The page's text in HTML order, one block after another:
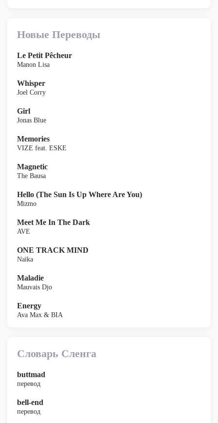
Новые Переводы
Le Petit Pêcheur
Manon Lisa
Whisper
Joel Corry
Girl
Jonas Blue
Memories
VIZE feat. ESKE
Magnetic
The Bausa
Hello (The Sun Is Up Where Are You)
Mizmo
Meet Me In The Dark
AVE
ONE TRACK MIND
Naïka
Maladie
Mauvais Djo
Energy
Ava Max & BIA
Словарь Сленга
buttmad
перевод
bell-end
перевод